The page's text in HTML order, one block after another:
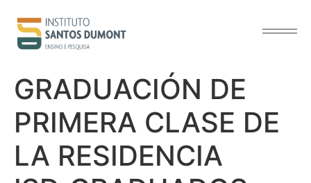
GRADUACIÓN DE
PRIMERA CLASE DE
LA RESIDENCIA